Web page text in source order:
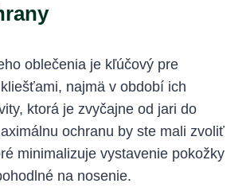
oblečenia je kľúčový pre
najmä ‌v​ období ich
ktorá je zvyčajne od jari do
ochranu by ste mali zvoliť
minimalizuje vystavenie pokožky
na nosenie.